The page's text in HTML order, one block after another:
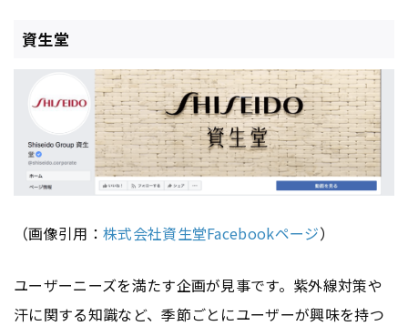
資生堂
（画像引用： 株式会社資生堂Facebookページ）
ユーザーニーズを満たす企画が見事です。紫外線対策や
汗に関する知識など、季節ごとにユーザーが興味を持つ